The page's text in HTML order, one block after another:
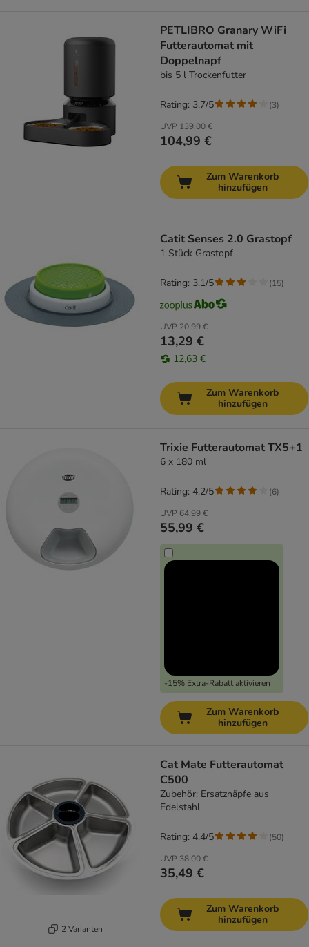
PETLIBRO Granary WiFi
Futterautomat mit
Doppelnapf
bis 5 l Trockenfutter
UVP 139,00 €
104,99 €
Rating: 3.7/5 (3)
Zum Warenkorb
hinzufügen
Catit Senses 2.0 Grastopf
1 Stück Grastopf
UVP 20,99 €
13,29 €
12,63 €
Rating: 3.1/5 (15)
Zum Warenkorb
hinzufügen
Trixie Futterautomat TX5+1
6 x 180 ml
UVP 64,99 €
55,99 €
-15% Extra-Rabatt aktivieren
Rating: 4.2/5 (6)
Zum Warenkorb
hinzufügen
2 Varianten
Cat Mate Futterautomat
C500
Zubehör: Ersatznäpfe aus
Edelstahl
UVP 38,00 €
35,49 €
Rating: 4.4/5 (50)
Zum Warenkorb
hinzufügen